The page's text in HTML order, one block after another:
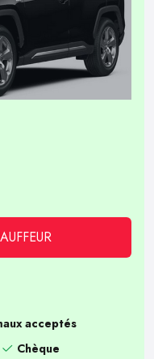
acceptés
Chèque